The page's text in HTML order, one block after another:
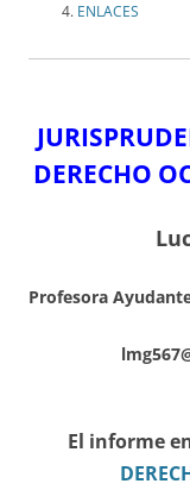
ENLACES
DERECHO
Profesora
El informe